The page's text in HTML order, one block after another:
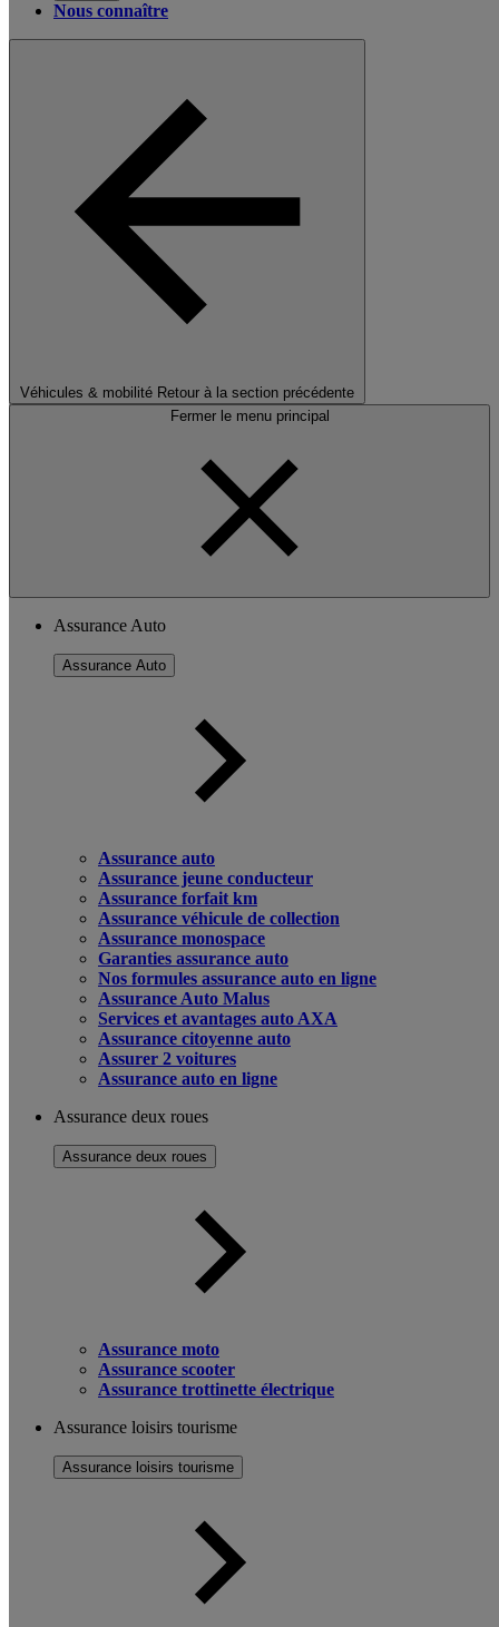
Nous connaître
Véhicules & mobilité Retour à la section précédente
Fermer le menu principal
Assurance Auto
Assurance Auto
Assurance auto
Assurance jeune conducteur
Assurance forfait km
Assurance véhicule de collection
Assurance monospace
Garanties assurance auto
Nos formules assurance auto en ligne
Assurance Auto Malus
Services et avantages auto AXA
Assurance citoyenne auto
Assurer 2 voitures
Assurance auto en ligne
Assurance deux roues
Assurance deux roues
Assurance moto
Assurance scooter
Assurance trottinette électrique
Assurance loisirs tourisme
Assurance loisirs tourisme